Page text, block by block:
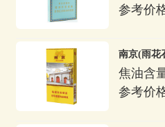
参考价
南京(雨花
焦油含
参考价